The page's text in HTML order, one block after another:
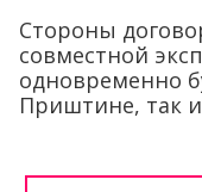
Стороны
совместной
одновременно
Приштине, так и